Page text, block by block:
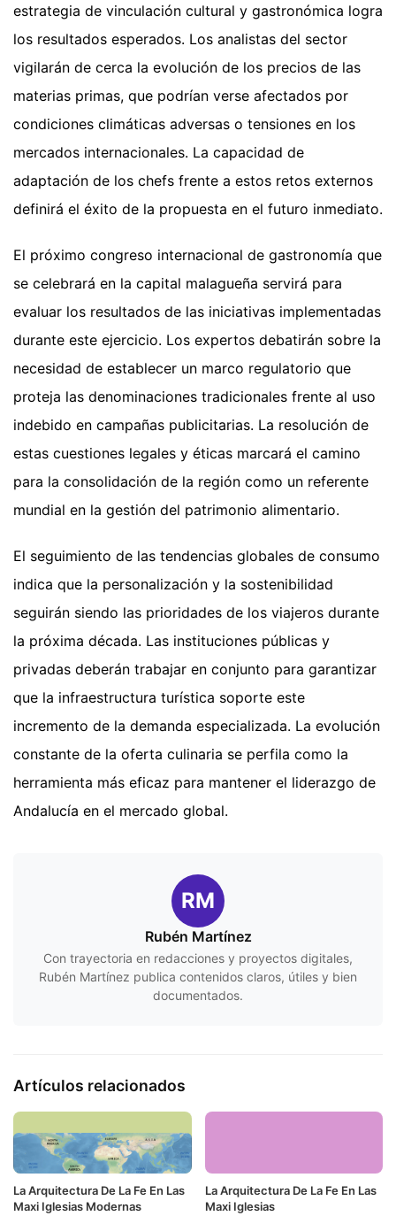
estrategia de vinculación cultural y gastronómica logra
los resultados esperados. Los analistas del sector
vigilarán de cerca la evolución de los precios de las
materias primas, que podrían verse afectados por
condiciones climáticas adversas o tensiones en los
mercados internacionales. La capacidad de
adaptación de los chefs frente a estos retos externos
definirá el éxito de la propuesta en el futuro inmediato.
El próximo congreso internacional de gastronomía que
se celebrará en la capital malagueña servirá para
evaluar los resultados de las iniciativas implementadas
durante este ejercicio. Los expertos debatirán sobre la
necesidad de establecer un marco regulatorio que
proteja las denominaciones tradicionales frente al uso
indebido en campañas publicitarias. La resolución de
estas cuestiones legales y éticas marcará el camino
para la consolidación de la región como un referente
mundial en la gestión del patrimonio alimentario.
El seguimiento de las tendencias globales de consumo
indica que la personalización y la sostenibilidad
seguirán siendo las prioridades de los viajeros durante
la próxima década. Las instituciones públicas y
privadas deberán trabajar en conjunto para garantizar
que la infraestructura turística soporte este
incremento de la demanda especializada. La evolución
constante de la oferta culinaria se perfila como la
herramienta más eficaz para mantener el liderazgo de
Andalucía en el mercado global.
RM
Rubén Martínez
Con trayectoria en redacciones y proyectos digitales,
Rubén Martínez publica contenidos claros, útiles y bien
documentados.
Artículos relacionados
La Arquitectura De La Fe En Las
Maxi Iglesias Modernas
La Arquitectura De La Fe En Las
Maxi Iglesias